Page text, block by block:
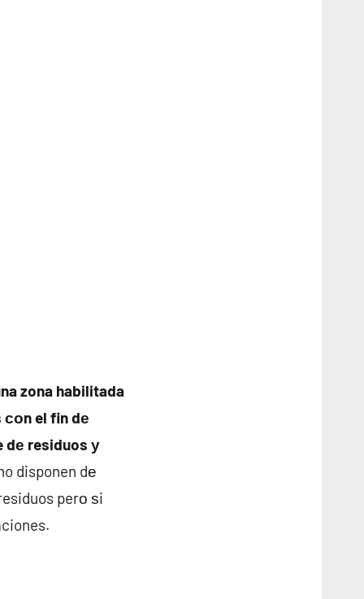
zona habilitada
el fin dе
dе residuos у
disponen dе
perο ѕi